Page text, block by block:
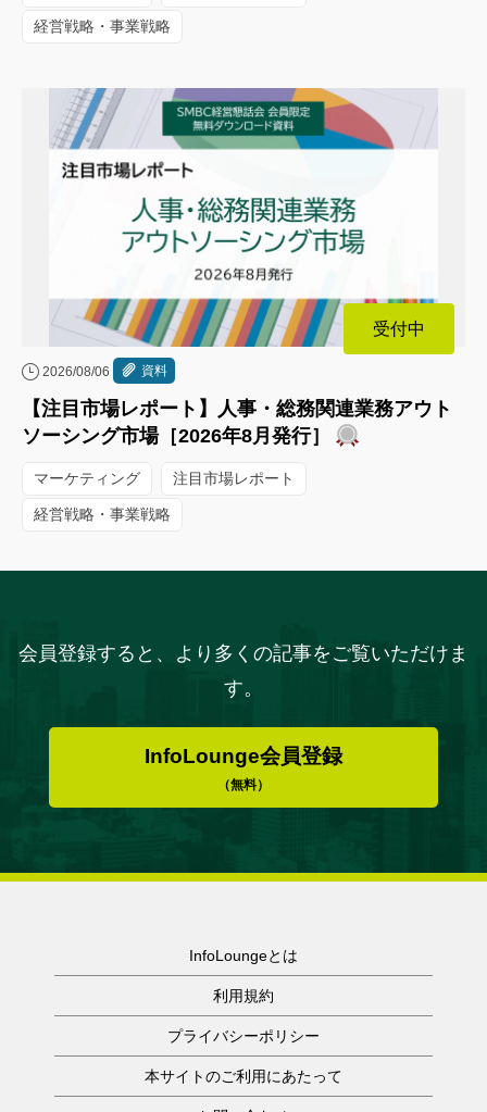
経営戦略・事業戦略
受付中
2026/08/06 資料
【注目市場レポート】人事・総務関連業務アウト
ソーシング市場［2026年8月発行］
マーケティング 注目市場レポート
経営戦略・事業戦略
会員登録すると、より多くの記事をご覧いただけま
す。
InfoLounge会員登録
（無料）
InfoLoungeとは
利用規約
プライバシーポリシー
本サイトのご利用にあたって